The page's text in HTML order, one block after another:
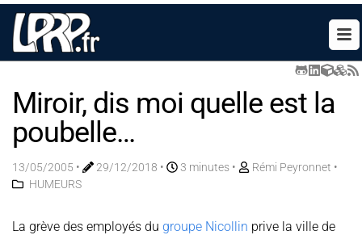
Miroir, dis moi quelle est la
poubelle…
13/05/2005 • 29/12/2018 • 3 minutes • Rémi Peyronnet •
HUMEURS
La grève des employés du groupe Nicollin prive la ville de